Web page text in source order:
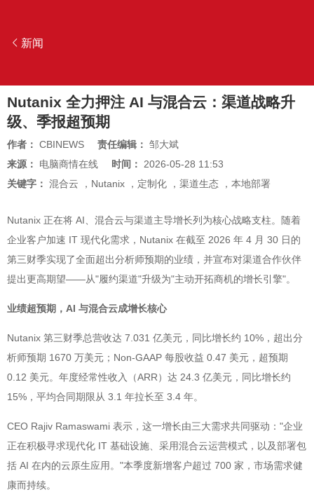
新闻
Nutanix 全力押注 AI 与混合云：渠道战略升
级、季报超预期
作者： CBINEWS 责任编辑： 邹大斌
来源： 电脑商情在线 时间： 2026-05-28 11:53
关键字： 混合云 ， Nutanix ， 定制化 ， 渠道生态 ， 本地部署
Nutanix 正在将 AI、混合云与渠道主导增长列为核心战略支柱。随着
企业客户加速 IT 现代化需求，Nutanix 在截至 2026 年 4 月 30 日的
第三财季实现了全面超出分析师预期的业绩，并宣布对渠道合作伙伴
提出更高期望——从"履约渠道"升级为"主动开拓商机的增长引擎"。
业绩超预期，AI 与混合云成增长核心
Nutanix 第三财季总营收达 7.031 亿美元，同比增长约 10%，超出分
析师预期 1670 万美元；Non-GAAP 每股收益 0.47 美元，超预期
0.12 美元。年度经常性收入（ARR）达 24.3 亿美元，同比增长约
15%，平均合同期限从 3.1 年拉长至 3.4 年。
CEO Rajiv Ramaswami 表示，这一增长由三大需求共同驱动："企业
正在积极寻求现代化 IT 基础设施、采用混合云运营模式，以及部署包
括 AI 在内的云原生应用。"本季度新增客户超过 700 家，市场需求健
康而持续。